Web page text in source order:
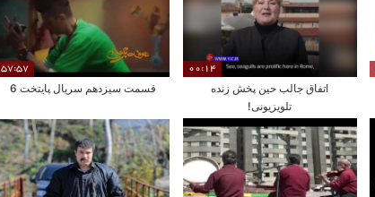
00:14
اتفاق جالب حین پخش زنده
تلویزیونی!
57:57
قسمت سیزدهم سریال پایتخت 6